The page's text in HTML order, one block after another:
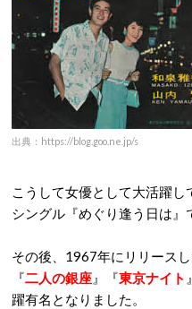
出典：https://blog.goo.ne.jp/s
こうして女優として大活躍し
シングル『めぐり逢う日は』
その後、1967年にリリース
『二人の銀座 』『東京ナイト
躍有名となりました。